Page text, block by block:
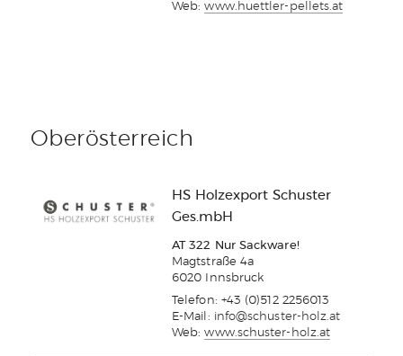
Web:www.huettler-pellets.at
Oberösterreich
HS Holzexport Schuster
Ges.mbH
AT 322 Nur Sackware!
Magtstraße 4a
6020 Innsbruck
Telefon: +43 (0)512 2256013
E-Mail: info@schuster-holz.at
Web:www.schuster-holz.at